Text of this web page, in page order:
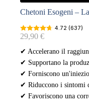
Chetoni Esogeni –
4.72 (637)
29,90 €
✔ Accelerano il
✔ Supportano la
✔ Forniscono
✔ Riduccono i sintomi
✔ Favoriscono una